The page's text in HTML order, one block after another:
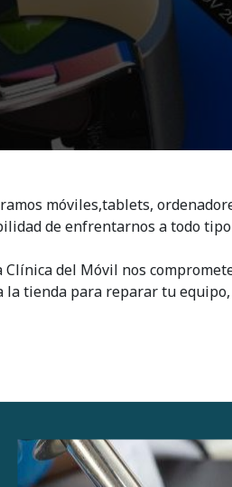
móviles,tablets,
de enfrentarnos a todo
Clínica del Móvil nos
la tienda para reparar tu